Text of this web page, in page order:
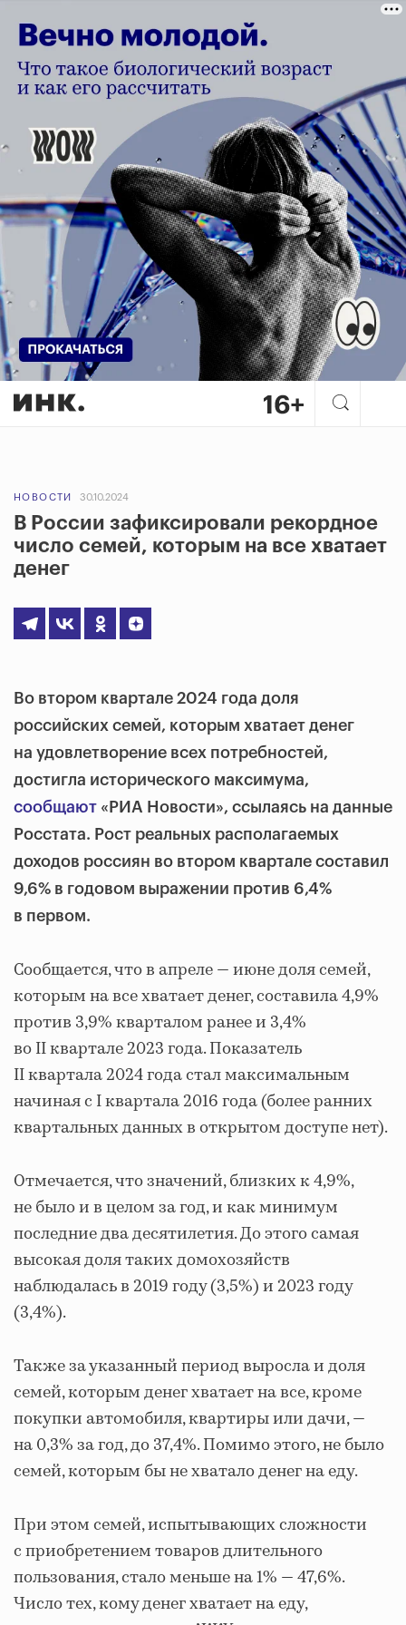
НОВОСТИ 30.10.2024
В России зафиксировали рекордное
число семей, которым на все хватает
денег
Во втором квартале 2024 года доля
российских семей, которым хватает денег
на удовлетворение всех потребностей,
достигла исторического максимума,
сообщают «РИА Новости», ссылаясь на данные
Росстата. Рост реальных располагаемых
доходов россиян во втором квартале составил
9,6% в годовом выражении против 6,4%
в первом.
Сообщается, что в апреле — июне доля семей,
которым на все хватает денег, составила 4,9%
против 3,9% кварталом ранее и 3,4%
во II квартале 2023 года. Показатель
II квартала 2024 года стал максимальным
начиная с I квартала 2016 года (более ранних
квартальных данных в открытом доступе нет).
Отмечается, что значений, близких к 4,9%,
не было и в целом за год, и как минимум
последние два десятилетия. До этого самая
высокая доля таких домохозяйств
наблюдалась в 2019 году (3,5%) и 2023 году
(3,4%).
Также за указанный период выросла и доля
семей, которым денег хватает на все, кроме
покупки автомобиля, квартиры или дачи, —
на 0,3% за год, до 37,4%. Помимо этого, не было
семей, которым бы не хватало денег на еду.
При этом семей, испытывающих сложности
с приобретением товаров длительного
пользования, стало меньше на 1% — 47,6%.
Число тех, кому денег хватает на еду,